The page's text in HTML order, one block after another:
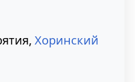
Хоринский